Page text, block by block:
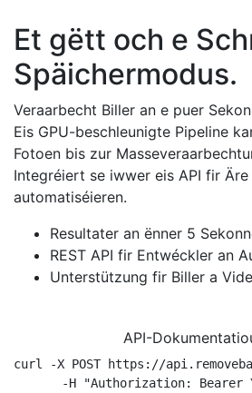
Et gëtt och e
Späichermodus.
Veraarbecht Biller an e puer
Eis GPU-beschleunigte Pipeline
Fotoen bis zur
Integréiert se iwwer eis API fir
automatiséieren.
Resultater an ënner 5
REST API fir Entwéckler an
Unterstützung fir Biller a
API-
curl -X POST https://
-H "Authorization: Bearer